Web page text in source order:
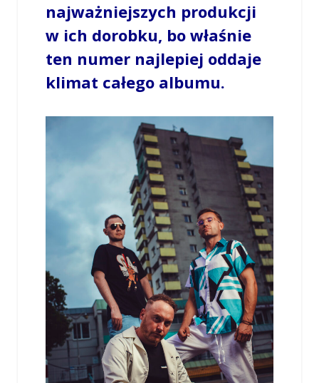
najważniejszych produkcji
w ich dorobku, bo właśnie
ten numer najlepiej oddaje
klimat całego albumu.